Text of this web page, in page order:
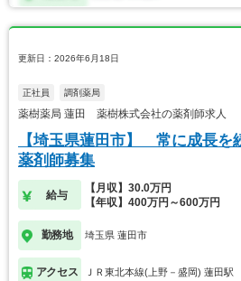
更新日：2026年6月18日
正社員 調剤薬局
薬樹薬局 蓮田 薬樹株式会社の薬剤師求人
【埼玉県蓮田市】 常に成長を
薬剤師募集
給与
【月収】30.0万円
【年収】400万円～600万円
勤務地 埼玉県 蓮田市
アクセス ＪＲ東北本線(上野－盛岡) 蓮田駅